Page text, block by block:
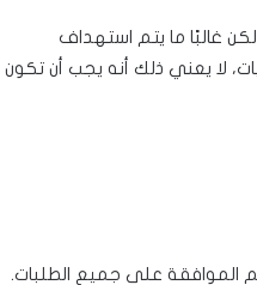
غالبًا ما يتم استهداف
لا يعني ذلك أنه يجب أن تكون
الموافقة على جميع الطلبات.